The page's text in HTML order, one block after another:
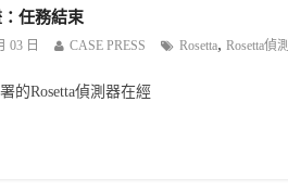
任務結束
03 日 CASE PRESS Rosetta, Rosetta偵
的Rosetta偵測器在經